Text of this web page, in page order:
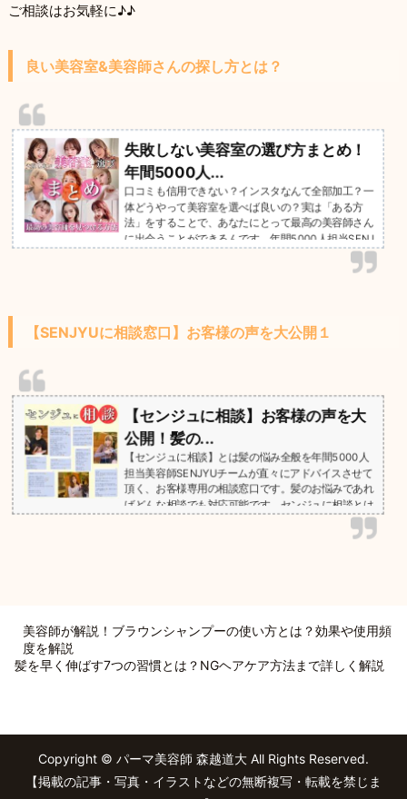
ご相談はお気軽に♪♪
良い美容室&美容師さんの探し方とは？
失敗しない美容室の選び方まとめ！
年間5000人...
口コミも信用できない？インスタなんて全部加工？一
体どうやって美容室を選べば良いの？実は「ある方
法」をすることで、あなたにとって最高の美容師さん
に出会うことができるんです。年間5000人担当SENJ
YUチームが失敗しない美容室選びの方法を徹底解説
【SENJYUに相談窓口】お客様の声を大公開１
【センジュに相談】お客様の声を大
公開！髪の...
【センジュに相談】とは髪の悩み全般を年間5000人
担当美容師SENJYUチームが直々にアドバイスさせて
頂く、お客様専用の相談窓口です。髪のお悩みであれ
ばどんな相談でも対応可能です。センジュに相談とは
あの【センジュに相談】ってなにを相談をすれば良い
のですか？ 相談内容の例を教えてほしいです。 美容
美容師が解説！ブラウンシャンプーの使い方とは？効果や使用頻
度を解説
髪を早く伸ばす7つの習慣とは？NGヘアケア方法まで詳しく解説
Copyright © パーマ美容師 森越道大 All Rights Reserved.
【掲載の記事・写真・イラストなどの無断複写・転載を禁じま